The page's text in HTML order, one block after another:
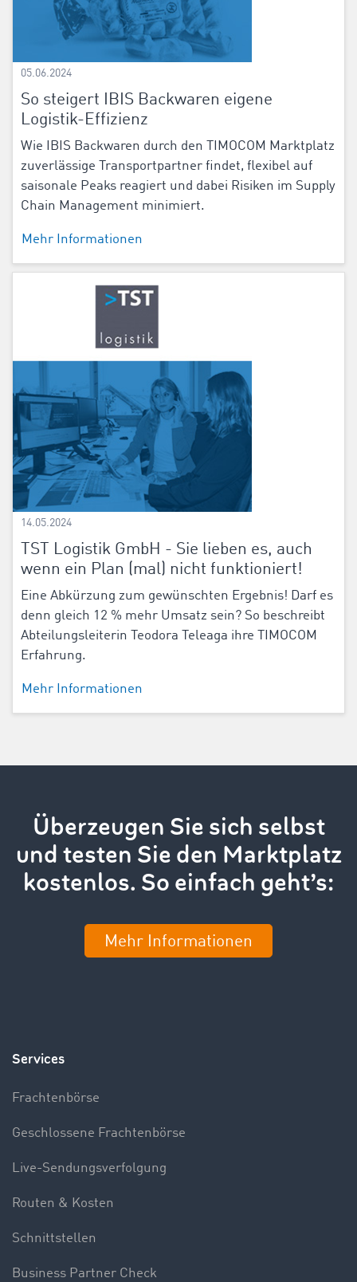
05.06.2024
So steigert IBIS Backwaren eigene
Logistik-Effizienz
Wie IBIS Backwaren durch den TIMOCOM Marktplatz
zuverlässige Transportpartner findet, flexibel auf
saisonale Peaks reagiert und dabei Risiken im Supply
Chain Management minimiert.
Mehr Informationen
14.05.2024
TST Logistik GmbH - Sie lieben es, auch
wenn ein Plan (mal) nicht funktioniert!
Eine Abkürzung zum gewünschten Ergebnis! Darf es
denn gleich 12 % mehr Umsatz sein? So beschreibt
Abteilungsleiterin Teodora Teleaga ihre TIMOCOM
Erfahrung.
Mehr Informationen
Überzeugen Sie sich selbst
und testen Sie den Marktplatz
kostenlos. So einfach geht’s:
Mehr Informationen
Services
Frachtenbörse
Geschlossene Frachtenbörse
Live-Sendungsverfolgung
Routen & Kosten
Schnittstellen
Business Partner Check